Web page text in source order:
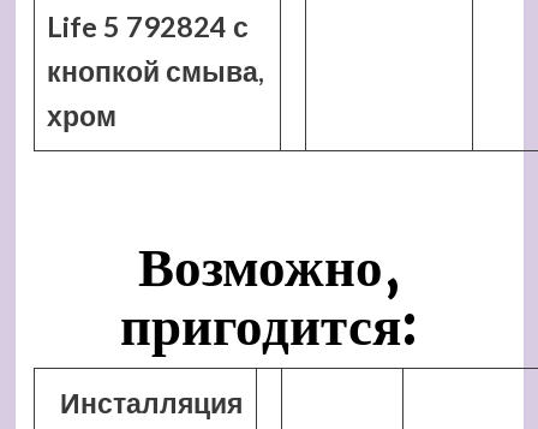
Life 5 792824 с
кнопкой смыва,
хром
Возможно,
пригодится:
Инсталляция